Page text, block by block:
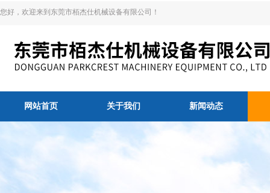
您好，欢迎来到东莞市栢杰仕机械设备有限公司！
网站首页 关于我们 新闻动态